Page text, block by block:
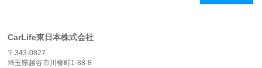
CarLife東日本株式会社
〒343-0827
埼玉県越谷市川柳町1-88-8